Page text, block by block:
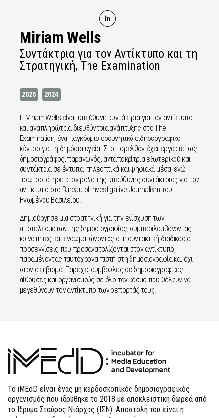
Miriam Wells
Συντάκτρια για τον Αντίκτυπο και τη
Στρατηγική, The Examination
2025 2024
Η Miriam Wells είναι υπεύθυνη συντάκτρια για τον αντίκτυπο
και αναπληρώτρια διευθύντρια ανάπτυξης στο The
Examination, ένα παγκόσμιο ερευνητικό ειδησεογραφικό
κέντρο για τη δημόσια υγεία. Στο παρελθόν έχει εργαστεί ως
δημοσιογράφος, παραγωγός, ανταποκρίτρια εξωτερικού και
συντάκτρια σε έντυπα, τηλεοπτικά και ψηφιακά μέσα, ενώ
πρωτοστάτησε στον ρόλο της υπεύθυνης συντάκτριας για τον
αντίκτυπο στο Bureau of Investigative Journalism του
Ηνωμένου Βασιλείου.
Δημιούργησε μια στρατηγική για την ενίσχυση των
αποτελεσμάτων της δημοσιογραφίας, συμπεριλαμβάνοντας
κοινότητες και ενσωματώνοντας στη συντακτική διαδικασία
προσεγγίσεις που προσανατολίζονται στον αντίκτυπο,
παραμένοντας ταυτόχρονα πιστή στη δημοσιογραφία και όχι
στον ακτιβισμό. Παρέχει συμβουλές σε δημοσιογραφικές
αίθουσες και οργανισμούς σε όλο τον κόσμο που θέλουν να
μεγεθύνουν τον αντίκτυπο των ρεπορτάζ τους.
Το iMEdD είναι ένας μη κερδοσκοπικός δημοσιογραφικός
οργανισμός που ιδρύθηκε το 2018 με αποκλειστική δωρεά από
το Ίδρυμα Σταύρος Νιάρχος (ΙΣΝ). Αποστολή του είναι η